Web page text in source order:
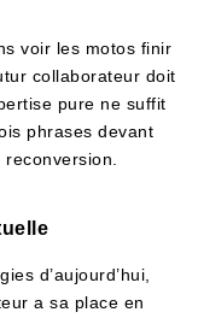
voir les motos finir
collaborateur doit
pure ne suffit
phrases devant
d’aujourd’hui,
a sa place en